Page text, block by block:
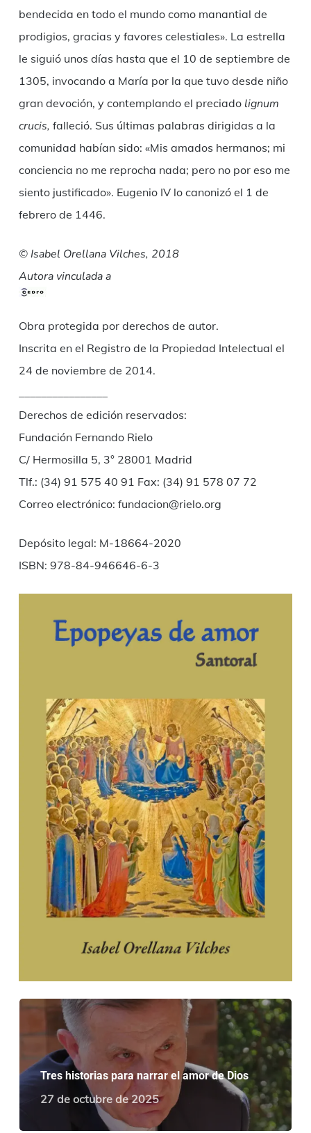
bendecida en todo el mundo como manantial de
prodigios, gracias y favores celestiales». La estrella
le siguió unos días hasta que el 10 de septiembre de
1305, invocando a María por la que tuvo desde niño
gran devoción, y contemplando el preciado lignum
crucis, falleció. Sus últimas palabras dirigidas a la
comunidad habían sido: «Mis amados hermanos; mi
conciencia no me reprocha nada; pero no por eso me
siento justificado». Eugenio IV lo canonizó el 1 de
febrero de 1446.
© Isabel Orellana Vilches, 2018
Autora vinculada a
Obra protegida por derechos de autor.
Inscrita en el Registro de la Propiedad Intelectual el
24 de noviembre de 2014.
Derechos de edición reservados:
Fundación Fernando Rielo
C/ Hermosilla 5, 3° 28001 Madrid
Tlf.: (34) 91 575 40 91 Fax: (34) 91 578 07 72
Correo electrónico: fundacion@rielo.org
Depósito legal: M-18664-2020
ISBN: 978-84-946646-6-3
Tres historias para narrar el amor de Dios
27 de octubre de 2025